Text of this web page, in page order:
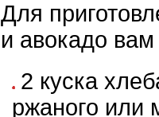
Для
и авокадо вам
2 куска
ржаного или